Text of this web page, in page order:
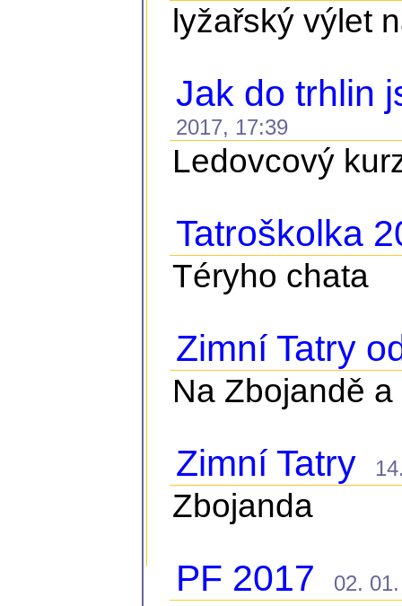
lyžařský výlet
Jak do trhlin
2017, 17:39
Ledovcový
Tatroškolka
Téryho chata
Zimní Tatry
Na Zbojandě
Zimní Tatry
Zbojanda
PF 2017 02. 01.